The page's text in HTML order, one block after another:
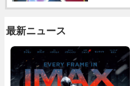
最新ニュース